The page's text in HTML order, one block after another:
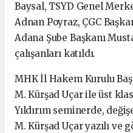
Baysal, TSYD Genel
Adnan Poyraz, ÇGC
Adana Şube Başkanı
çalışanları katıldı.
MHK İl Hakem Kurulu
M. Kürşad Uçar ile üst
Yıldırım seminerde,
M. Kürşad Uçar yazılı ve